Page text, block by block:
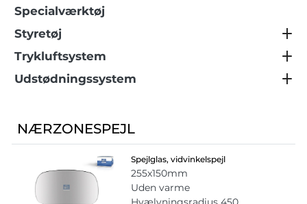
Specialværktøj
Styretøj
Trykluftsystem
Udstødningssystem
NÆRZONESPEJL
Spejlglas, vidvinkelspejl
255x150mm
Uden varme